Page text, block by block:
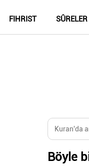
FIHRIST SÛRELER
Böyle